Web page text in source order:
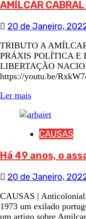
AMÍLCAR
20 de Janeiro,
TRIBUTO A
PRÁXIS POLÍTICA E
LIBERTAÇÃO
https://youtu.be/
Ler mais
CAUSAS
Há 49 anos, o
20 de Janeiro,
CAUSAS |
1973 um exilado
um artigo sobre